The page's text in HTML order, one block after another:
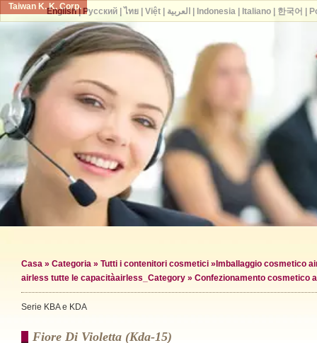
Taiwan K. K. Corp.
Casa » Categoria » Tutti i contenitori cosmetici » Imballaggio cosmetico
airless tutte le capacitàairless_Category » Confezionamento cosmetico
Serie KBA e KDA
Fiore Di Violetta (kda-15)
English| Русский| ไทย| Việt| العربية Indonesia| Italiano| 한국어